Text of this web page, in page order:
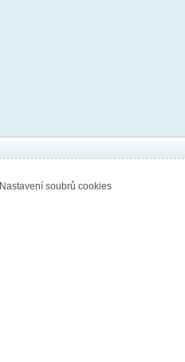
Nastavení soubrů cookies